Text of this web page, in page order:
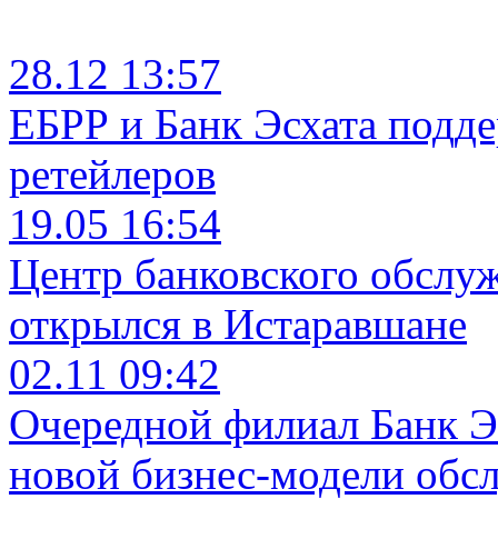
28.12 13:57
ЕБРР и Банк Эсхата
ретейлеров
19.05 16:54
Центр банковского
открылся в Истаравшане
02.11 09:42
Очередной филиал Банк
новой бизнес-модели